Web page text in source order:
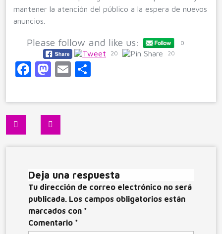
mantener la atención del público a la espera de nuevos
anuncios.
Please follow and like us:
0
20
20
F
c
k
M
st
o
d
E
ai m
Navegación
Deja una respuesta
Tu dirección de correo electrónico no será
publicada. Los campos obligatorios están
marcados con *
Comentario *